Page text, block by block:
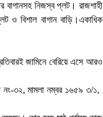
৮:০৬ অপরাহ্ন
বাগানসহ নিজস্ব প্লট। রাজশাহী
ও বিশাল বাগান বাড়ি।একাধিক
জামিনে বেরিয়ে এসে আরও
নং-৩২, ​মামলা নম্বর ১৬৫৯ ৩/১,